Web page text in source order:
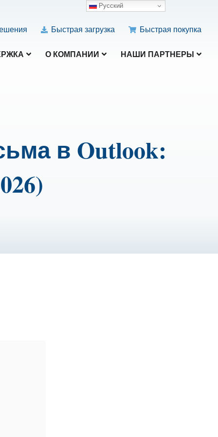
Быстрая загрузка Быстрая покупка
О КОМПАНИИ НАШИ ПАРТНЕРЫ
в Outlook:
Русский